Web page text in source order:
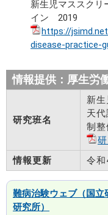
新生児マススクリ
イン 2019
https://
disease-practice-
情報提供：厚生労
研究班名
新
天
制
情報更新
令和
難病治験ウェブ（国
研究所）